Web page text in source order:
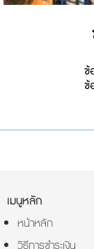
ข้
ข้
เมนูหลัก
หน้าหลัก
วิธีการชำระเงิน